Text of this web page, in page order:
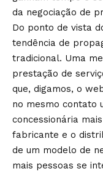
da negociação de
Do ponto de vista
tendência de
tradicional. Uma
prestação de
que, digamos, o
no mesmo contato
concessionária
fabricante e o
de um modelo de
mais pessoas se